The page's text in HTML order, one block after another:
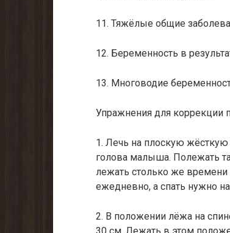
11. Тяжёлые общие
12. Беременность в
13. Многоводие
Упражнения для коррекции
1. Лечь на плоскую жёсткую
голова малыша. Полежать
лежать столько же времени
ежедневно, а спать нужно
2. В положении лёжа на